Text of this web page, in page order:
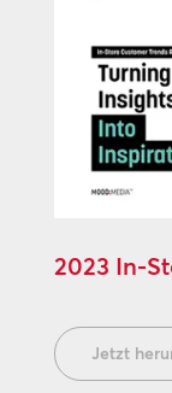
2023 In-
Jetzt